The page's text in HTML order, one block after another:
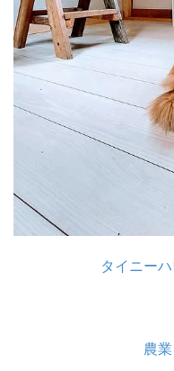
タイニー
農